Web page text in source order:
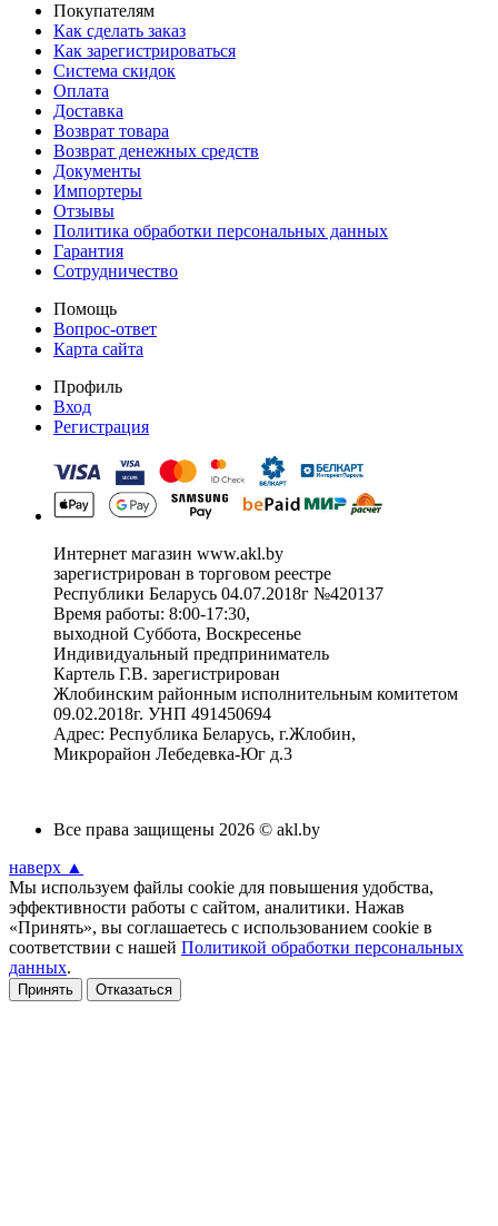
Покупателям
Как сделать заказ
Как зарегистрироваться
Система скидок
Оплата
Доставка
Возврат товара
Возврат денежных средств
Документы
Импортеры
Отзывы
Политика обработки персональных данных
Гарантия
Сотрудничество
Помощь
Вопрос-ответ
Карта сайта
Профиль
Вход
Регистрация
Интернет магазин www.akl.by
зарегистрирован в торговом реестре
Республики Беларусь 04.07.2018г №420137
Время работы: 8:00-17:30,
выходной Суббота, Воскресенье
Индивидуальный предприниматель
Картель Г.В. зарегистрирован
Жлобинским районным исполнительным комитетом
09.02.2018г. УНП 491450694
Адрес: Республика Беларусь, г.Жлобин,
Микрорайон Лебедевка-Юг д.3
Все права защищены 2026 © akl.by
наверх ▲
Мы используем файлы cookie для повышения удобства,
эффективности работы с сайтом, аналитики. Нажав
«Принять», вы соглашаетесь с использованием cookie в
соответствии с нашей Политикой обработки персональных
данных.
Принять Отказаться